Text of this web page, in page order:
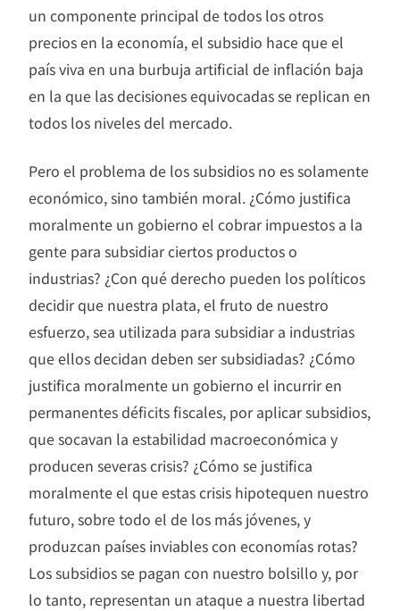
un componente principal de todos los otros
precios en la economía, el subsidio hace que el
país viva en una burbuja artificial de inflación baja
en la que las decisiones equivocadas se replican en
todos los niveles del mercado.
Pero el problema de los subsidios no es solamente
económico, sino también moral. ¿Cómo justifica
moralmente un gobierno el cobrar impuestos a la
gente para subsidiar ciertos productos o
industrias? ¿Con qué derecho pueden los políticos
decidir que nuestra plata, el fruto de nuestro
esfuerzo, sea utilizada para subsidiar a industrias
que ellos decidan deben ser subsidiadas? ¿Cómo
justifica moralmente un gobierno el incurrir en
permanentes déficits fiscales, por aplicar subsidios,
que socavan la estabilidad macroeconómica y
producen severas crisis? ¿Cómo se justifica
moralmente el que estas crisis hipotequen nuestro
futuro, sobre todo el de los más jóvenes, y
produzcan países inviables con economías rotas?
Los subsidios se pagan con nuestro bolsillo y, por
lo tanto, representan un ataque a nuestra libertad